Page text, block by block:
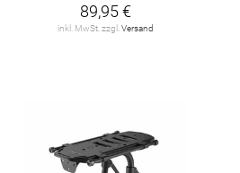
89,95 €
inkl. MwSt. zzgl. Versand